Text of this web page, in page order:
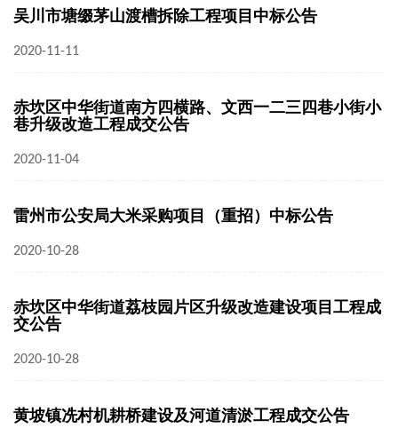
吴川市塘缀茅山渡槽拆除工程项目中标公告
2020-11-11
赤坎区中华街道南方四横路、文西一二三四巷小街小
巷升级改造工程成交公告
2020-11-04
雷州市公安局大米采购项目（重招）中标公告
2020-10-28
赤坎区中华街道荔枝园片区升级改造建设项目工程成
交公告
2020-10-28
黄坡镇冼村机耕桥建设及河道清淤工程成交公告